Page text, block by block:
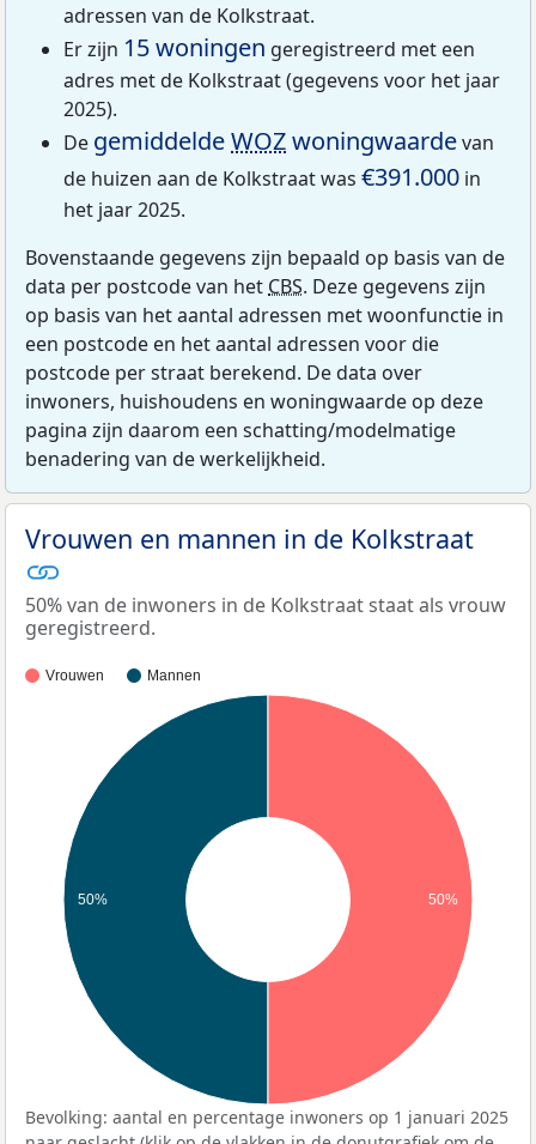
adressen van de Kolkstraat.
Er zijn 15 woningen geregistreerd met een
adres met de Kolkstraat (gegevens voor het jaar
2025).
De gemiddeldeWOZwoningwaardevan
de huizen aan de Kolkstraat was €391.000 in
het jaar 2025.
Bovenstaande gegevens zijn bepaald op basis van de
data per postcode van het CBS. Deze gegevens zijn
op basis van het aantal adressen met woonfunctie in
een postcode en het aantal adressen voor die
postcode per straat berekend. De data over
inwoners, huishoudens en woningwaarde op deze
pagina zijn daarom een schatting/modelmatige
benadering van de werkelijkheid.
Vrouwen en mannen in de Kolkstraat
50% van de inwoners in de Kolkstraat staat als vrouw
geregistreerd.
Vrouwen Mannen
50% 50%
Bevolking: aantal en percentage inwoners op 1 januari 2025